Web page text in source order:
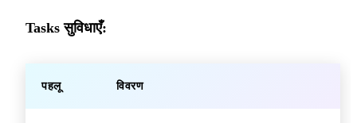
Tasks सुविधाएँ:
पहलू विवरण